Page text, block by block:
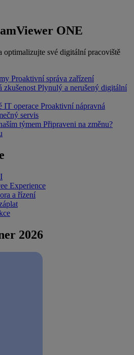
ONE
optimalizujte své digitální pracoviště
Proaktivní správa zařízení
zkušenost Plynulý a nerušený digitální
IT operace Proaktivní nápravná
servis
týmem Připraveni na změnu?
Experience
a řízení
2026